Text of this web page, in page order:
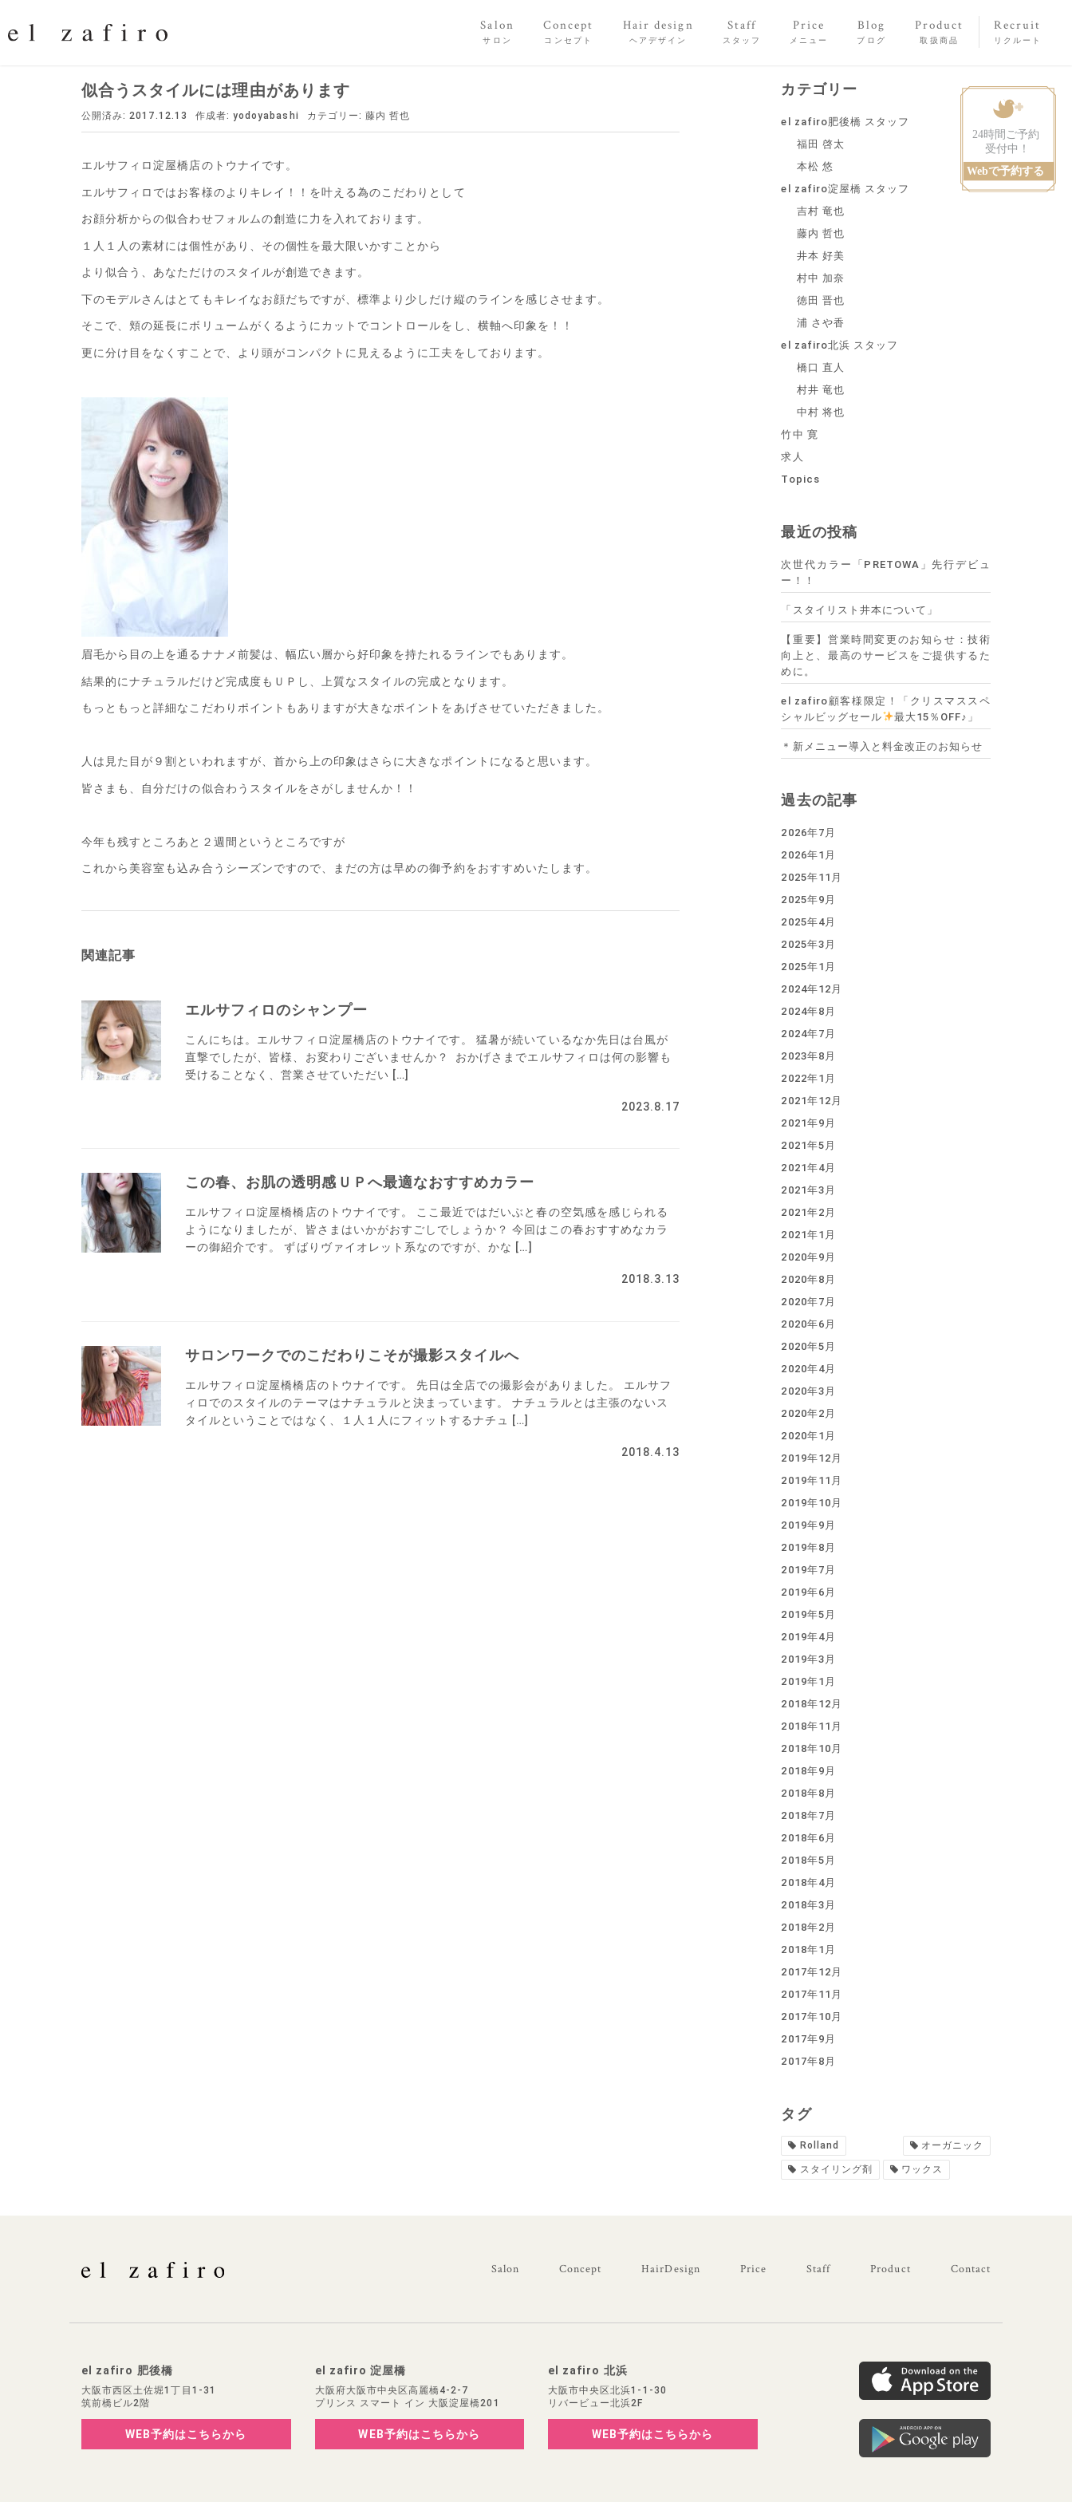
Salon
サロン
Concept
コンセプト
Hair design
ヘアデザイン
Staff
スタッフ
Price
メニュー
Blog
ブログ
Product
取扱商品
Recruit
リクルート
似合うスタイルには理由があります
公開済み: 2017.12.13 作成者:yodoyabashi カテゴリー: 藤内 哲也
エルサフィロ淀屋橋店のトウナイです。
エルサフィロではお客様のよりキレイ！！を叶える為のこだわりとして
お顔分析からの似合わせフォルムの創造に力を入れております。
１人１人の素材には個性があり、その個性を最大限いかすことから
より似合う、あなただけのスタイルが創造できます。
下のモデルさんはとてもキレイなお顔だちですが、標準より少しだけ縦のラインを感じさせます。
そこで、頬の延長にボリュームがくるようにカットでコントロールをし、横軸へ印象を！！
更に分け目をなくすことで、より頭がコンパクトに見えるように工夫をしております。
眉毛から目の上を通るナナメ前髪は、幅広い層から好印象を持たれるラインでもあります。
結果的にナチュラルだけど完成度もＵＰし、上質なスタイルの完成となります。
もっともっと詳細なこだわりポイントもありますが大きなポイントをあげさせていただきました。
人は見た目が９割といわれますが、首から上の印象はさらに大きなポイントになると思います。
皆さまも、自分だけの似合わうスタイルをさがしませんか！！
今年も残すところあと２週間というところですが
これから美容室も込み合うシーズンですので、まだの方は早めの御予約をおすすめいたします。
関連記事
エルサフィロのシャンプー
こんにちは。エルサフィロ淀屋橋店のトウナイです。 猛暑が続いているなか先日は台風が
直撃でしたが、皆様、お変わりございませんか？ おかげさまでエルサフィロは何の影響も
受けることなく、営業させていただい […]
2023.8.17
この春、お肌の透明感ＵＰへ最適なおすすめカラー
エルサフィロ淀屋橋橋店のトウナイです。 ここ最近ではだいぶと春の空気感を感じられる
ようになりましたが、皆さまはいかがおすごしでしょうか？ 今回はこの春おすすめなカラ
ーの御紹介です。 ずばりヴァイオレット系なのですが、かな […]
2018.3.13
サロンワークでのこだわりこそが撮影スタイルへ
エルサフィロ淀屋橋橋店のトウナイです。 先日は全店での撮影会がありました。 エルサフ
ィロでのスタイルのテーマはナチュラルと決まっています。 ナチュラルとは主張のないス
タイルということではなく、１人１人にフィットするナチュ […]
2018.4.13
カテゴリー
el zafiro肥後橋 スタッフ
福田 啓太
本松 悠
el zafiro淀屋橋 スタッフ
吉村 竜也
藤内 哲也
井本 好美
村中 加奈
徳田 晋也
浦 さや香
el zafiro北浜 スタッフ
橋口 直人
村井 竜也
中村 将也
竹中 寛
求人
Topics
最近の投稿
次世代カラー「PRETOWA」先行デビュ
ー！！
「スタイリスト井本について」
【重要】営業時間変更のお知らせ：技術
向上と、最高のサービスをご提供するた
めに。
el zafiro顧客様限定！「クリスマススペ
シャルビッグセール
最大15％OFF♪」
＊新メニュー導入と料金改正のお知らせ
過去の記事
2026年7月
2026年1月
2025年11月
2025年9月
2025年4月
2025年3月
2025年1月
2024年12月
2024年8月
2024年7月
2023年8月
2022年1月
2021年12月
2021年9月
2021年5月
2021年4月
2021年3月
2021年2月
2021年1月
2020年9月
2020年8月
2020年7月
2020年6月
2020年5月
2020年4月
2020年3月
2020年2月
2020年1月
2019年12月
2019年11月
2019年10月
2019年9月
2019年8月
2019年7月
2019年6月
2019年5月
2019年4月
2019年3月
2019年1月
2018年12月
2018年11月
2018年10月
2018年9月
2018年8月
2018年7月
2018年6月
2018年5月
2018年4月
2018年3月
2018年2月
2018年1月
2017年12月
2017年11月
2017年10月
2017年9月
2017年8月
タグ
Rolland オーガニック
スタイリング剤 ワックス
Salon Concept HairDesign Price Staff Product Contact
el zafiro 肥後橋
大阪市西区土佐堀1丁目1-31
筑前橋ビル2階
WEB予約はこちらから
el zafiro 淀屋橋
大阪府大阪市中央区高麗橋4-2-7
プリンス スマート イン 大阪淀屋橋201
WEB予約はこちらから
el zafiro 北浜
大阪市中央区北浜1-1-30
リバービュー北浜2F
WEB予約はこちらから